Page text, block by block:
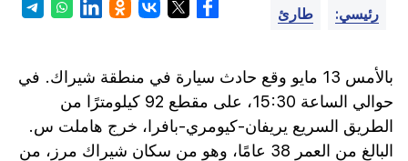
رئيسي: طارئ
بالأمس 13 مايو وقع حادث سيارة في منطقة شيراك. في
حوالي الساعة 15:30، على مقطع 92 كيلومترًا من
الطريق السريع يريفان-كيومري-بافرا، خرج هاملت س.
البالغ من العمر 38 عامًا، وهو من سكان شيراك مرز، من